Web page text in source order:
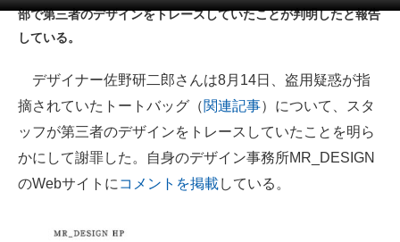
メディア
注目記事を集めた総合ページ
ITの今と未来を見通す
スマホと通信の最新トレンド
進化するPCとデバイスの未来
好きが集まる 比べて選べる
ビジネスと働き方のヒント
部で第三者のデザインをトレースしていたことが判明したと報告
している。
デザイナー佐野研二郎さんは8月14日、盗用疑惑が指
摘されていたトートバッグ（関連記事）について、スタ
ッフが第三者のデザインをトレースしていたことを明ら
かにして謝罪した。自身のデザイン事務所MR_DESIGN
のWebサイトに コメントを掲載している。